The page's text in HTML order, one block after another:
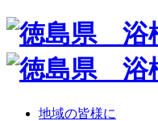
地域の皆様に